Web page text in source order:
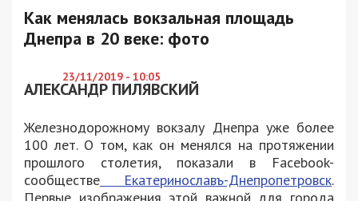
Как менялась вокзальная площадь
Днепра в 20 веке: фото
23/11/2019 - 10:05
АЛЕКСАНДР ПИЛЯВСКИЙ
Железнодорожному вокзалу Днепра уже более
100 лет. О том, как он менялся на протяжении
прошлого столетия, показали в Facebook-
сообществе Екатеринославъ-Днепропетровск.